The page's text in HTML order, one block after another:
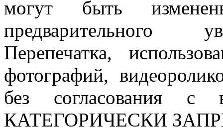
могут быть
предварительного
Перепечатка,
фотографий,
без согласования с
КАТЕГОРИЧЕСКИ